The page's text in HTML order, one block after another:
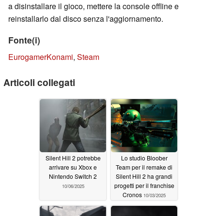
a disinstallare il gioco, mettere la console offline e
reinstallarlo dal disco senza l'aggiornamento.
Fonte(i)
EurogamerKonami, Steam
Articoli collegati
Silent Hill 2 potrebbe
arrivare su Xbox e
Nintendo Switch 2
10/06/2025
Lo studio Bloober
Team per il remake di
Silent Hill 2 ha grandi
progetti per il franchise
Cronos 10/03/2025